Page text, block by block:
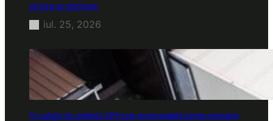
să stea pe telefoane
iul. 25, 2026
Ce soluție de urmărire GPS este recomandată pentru transport